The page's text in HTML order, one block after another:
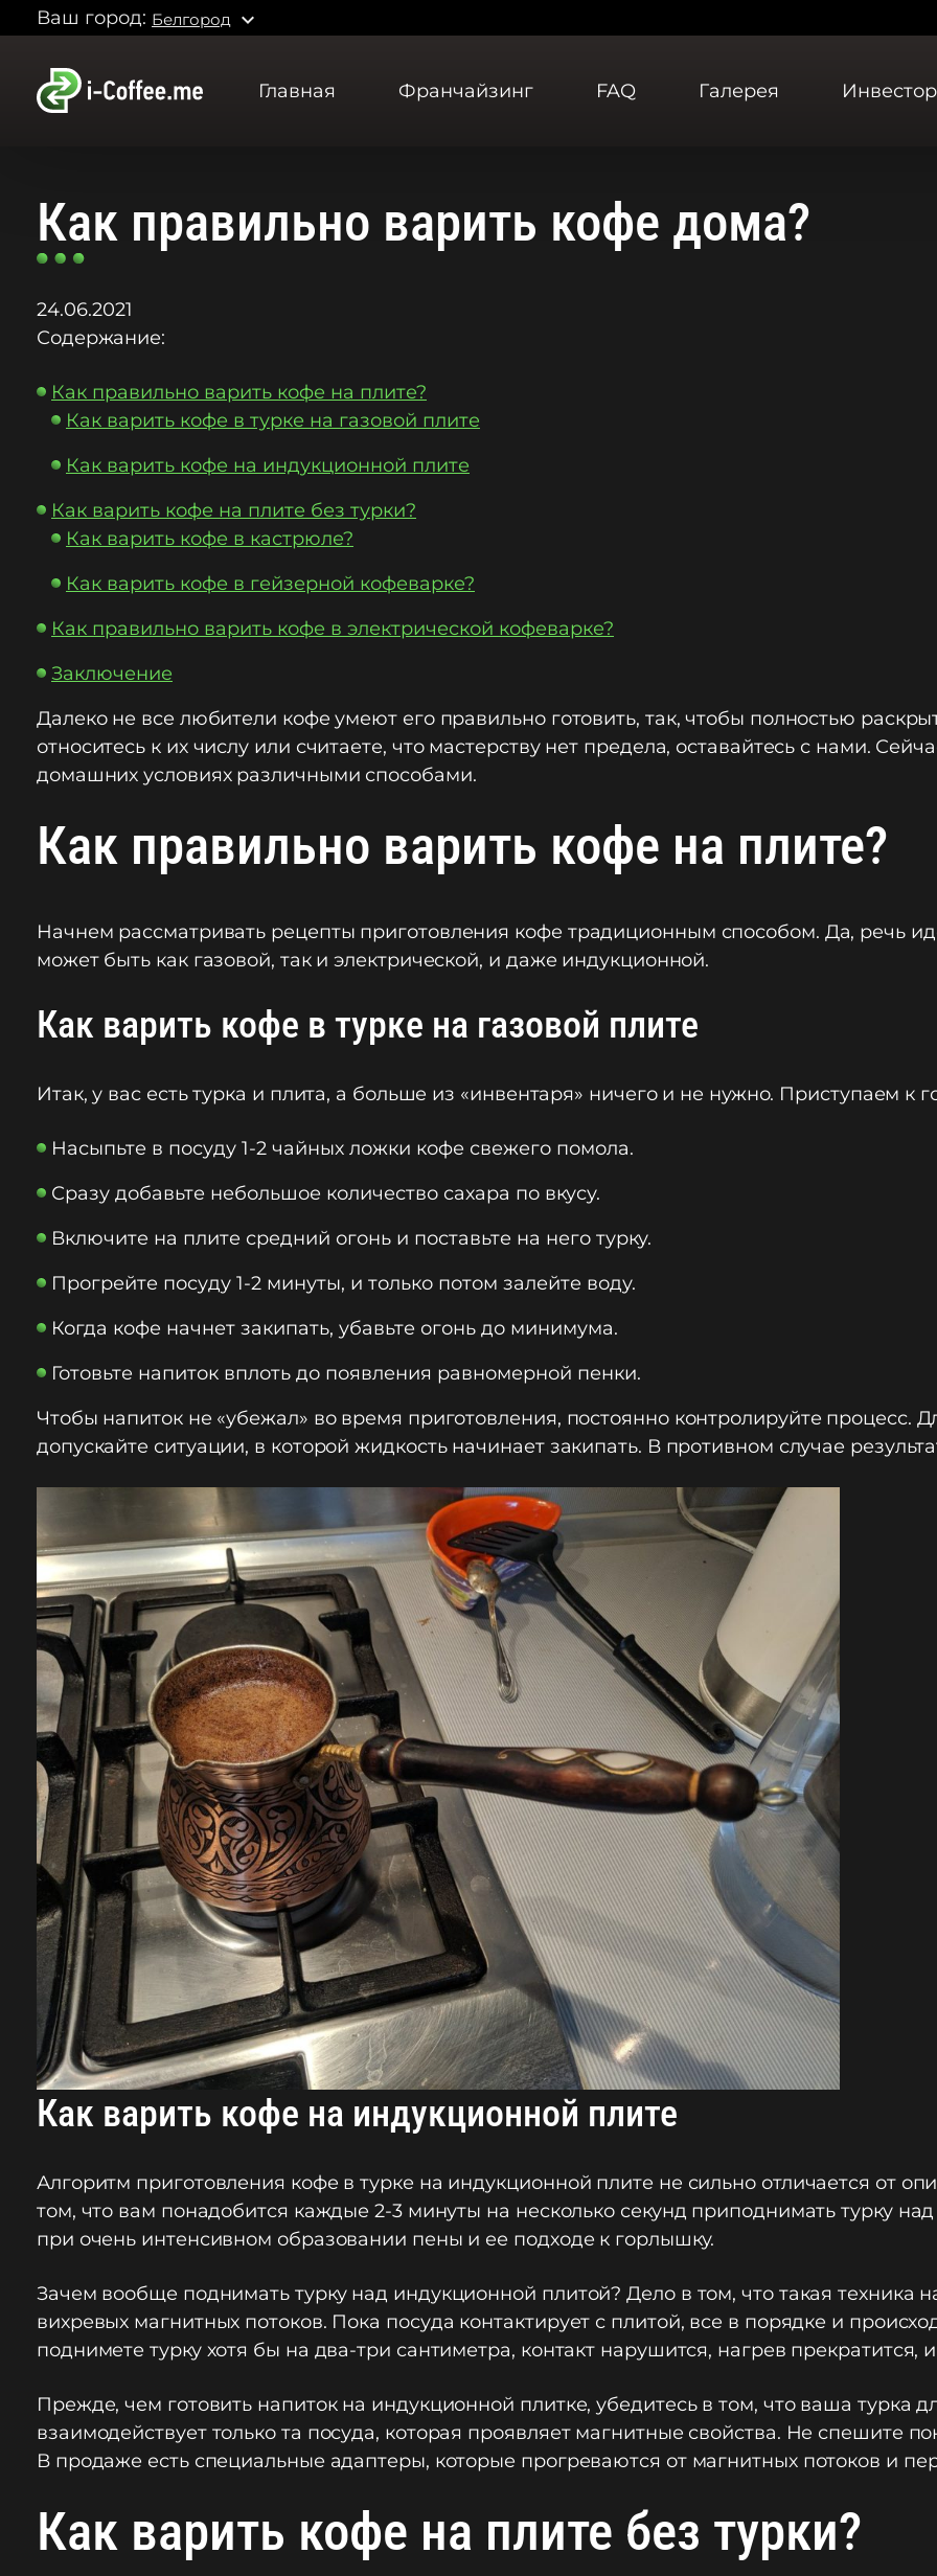
Ваш город: Белгород expand_more
Главная Франчайзинг FAQ Галерея
Как правильно варить кофе дома?
24.06.2021
Содержание:
Как правильно варить кофе на плите?
Как варить кофе в турке на газовой плите
Как варить кофе на индукционной плите
Как варить кофе на плите без турки?
Как варить кофе в кастрюле?
Как варить кофе в гейзерной кофеварке?
Как правильно варить кофе в электрической кофеварке?
Заключение
Далеко не все любители кофе умеют его правильно готовить, так, чтобы полностью
относитесь к их числу или считаете, что мастерству нет предела, оставайтесь с нами.
домашних условиях различными способами.
Как правильно варить кофе на плите?
Начнем рассматривать рецепты приготовления кофе традиционным способом. Да, речь
может быть как газовой, так и электрической, и даже индукционной.
Как варить кофе в турке на газовой плите
Итак, у вас есть турка и плита, а больше из «инвентаря» ничего и не нужно. Приступаем к
Насыпьте в посуду 1-2 чайных ложки кофе свежего помола.
Сразу добавьте небольшое количество сахара по вкусу.
Включите на плите средний огонь и поставьте на него турку.
Прогрейте посуду 1-2 минуты, и только потом залейте воду.
Когда кофе начнет закипать, убавьте огонь до минимума.
Готовьте напиток вплоть до появления равномерной пенки.
Чтобы напиток не «убежал» во время приготовления, постоянно контролируйте процесс.
допускайте ситуации, в которой жидкость начинает закипать. В противном случае
Как варить кофе на индукционной плите
Алгоритм приготовления кофе в турке на индукционной плите не сильно отличается от
том, что вам понадобится каждые 2-3 минуты на несколько секунд приподнимать турку
при очень интенсивном образовании пены и ее подходе к горлышку.
Зачем вообще поднимать турку над индукционной плитой? Дело в том, что такая техника
вихревых магнитных потоков. Пока посуда контактирует с плитой, все в порядке и
поднимете турку хотя бы на два-три сантиметра, контакт нарушится, нагрев прекратится,
Прежде, чем готовить напиток на индукционной плитке, убедитесь в том, что ваша турка
взаимодействует только та посуда, которая проявляет магнитные свойства. Не спешите
В продаже есть специальные адаптеры, которые прогреваются от магнитных потоков и
Как варить кофе на плите без турки?